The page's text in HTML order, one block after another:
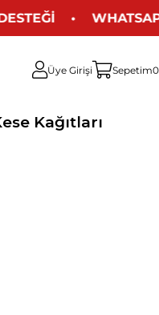
• WHATSAPP
Üye Girişi Sepetim0
Kağıtları